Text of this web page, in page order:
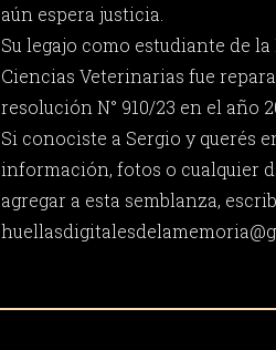
aún espera justicia.
Su legajo como estudiante de la
Ciencias Veterinarias fue
resolución N° 910/23 en el año
Si conociste a Sergio y querés
información, fotos o cualquier
agregar a esta semblanza,